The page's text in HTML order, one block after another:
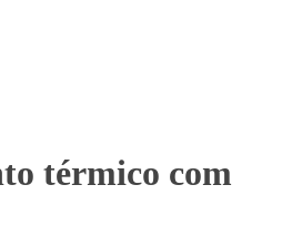
aos produtos de embalagens
térmico com